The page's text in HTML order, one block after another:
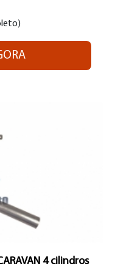
4 cilindros